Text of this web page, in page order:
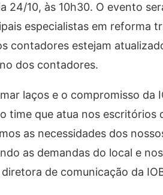
24/10, às 10h30. O evento
especialistas em
contadores estejam
dos contadores.
laços e o compromisso da
time que atua nos escritórios
as necessidades dos
as demandas do local e
de comunicação da